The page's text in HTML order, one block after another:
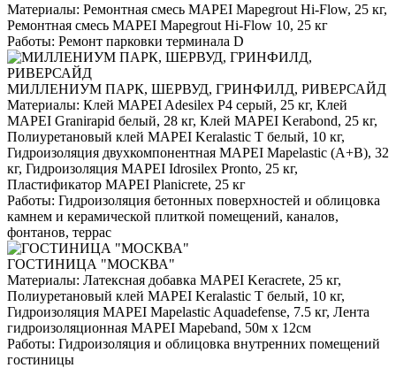
Материалы: Ремонтная смесь MAPEI Mapegrout Hi-Flow, 25 кг,
Ремонтная смесь MAPEI Mapegrout Hi-Flow 10, 25 кг
Работы: Ремонт парковки терминала D
МИЛЛЕНИУМ ПАРК, ШЕРВУД, ГРИНФИЛД, РИВЕРСАЙД
Материалы: Клей MAPEI Adesilex P4 серый, 25 кг, Клей
MAPEI Granirapid белый, 28 кг, Клей MAPEI Kerabond, 25 кг,
Полиуретановый клей MAPEI Keralastic T белый, 10 кг,
Гидроизоляция двухкомпонентная MAPEI Mapelastic (А+B), 32
кг, Гидроизоляция MAPEI Idrosilex Pronto, 25 кг,
Пластификатор MAPEI Planicrete, 25 кг
Работы: Гидроизоляция бетонных поверхностей и облицовка
камнем и керамической плиткой помещений, каналов,
фонтанов, террас
ГОСТИНИЦА "МОСКВА"
Материалы: Латексная добавка MAPEI Keracrete, 25 кг,
Полиуретановый клей MAPEI Keralastic T белый, 10 кг,
Гидроизоляция MAPEI Mapelastic Aquadefense, 7.5 кг, Лента
гидроизоляционная MAPEI Mapeband, 50м x 12см
Работы: Гидроизоляция и облицовка внутренних помещений
гостиницы